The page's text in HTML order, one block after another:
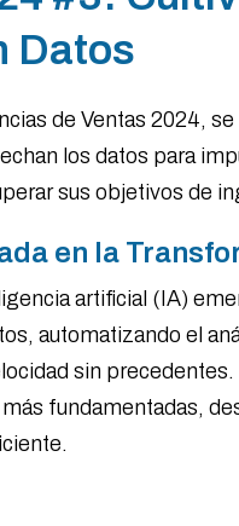
Datos
de Ventas 2024,
los datos para
sus objetivos de
en la
artificial (IA)
automatizando el
sin
fundamentadas,